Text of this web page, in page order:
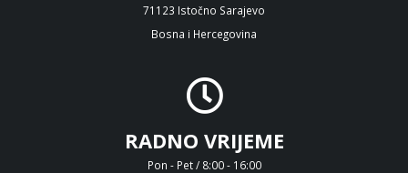
71123 Istočno Sarajevo
Bosna i Hercegovina
RADNO VRIJEME
Pon - Pet / 8:00 - 16:00